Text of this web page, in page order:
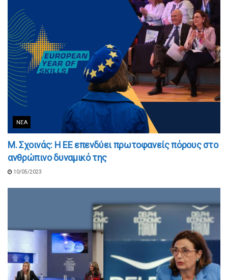
ΝΈΑ
Μ. Σχοινάς: Η ΕΕ επενδύει πρωτοφανείς πόρους στο
ανθρώπινο δυναμικό της
10/05/2023